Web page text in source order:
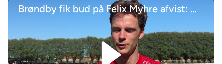
Brøndby fik bud på Felix Myhre afvist: Måtte jeg acceptere